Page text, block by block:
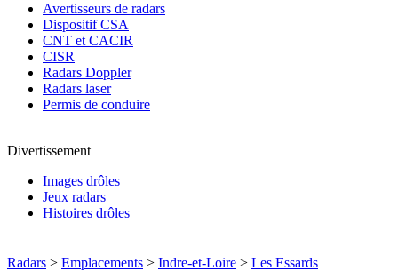
Avertisseurs de radars
Dispositif CSA
CNT et CACIR
CISR
Radars Doppler
Radars laser
Permis de conduire
Divertissement
Images drôles
Jeux radars
Histoires drôles
Radars > Emplacements > Indre-et-Loire > Les Essards